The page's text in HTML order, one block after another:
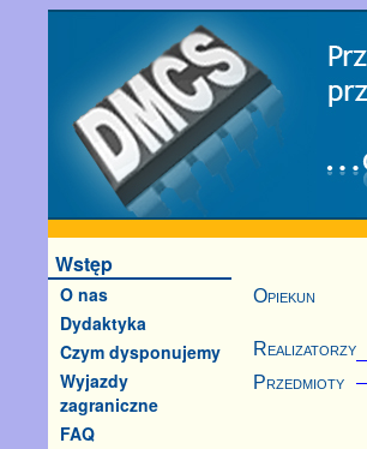
Wstęp
O nas
Dydaktyka
Czym dysponujemy
Wyjazdy
zagraniczne
FAQ
Opiekun
Realizatorzy
Przedmioty